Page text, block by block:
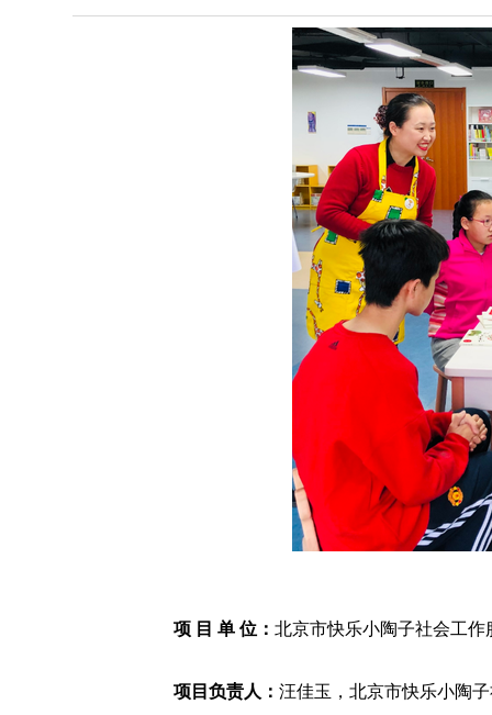
项 目 单 位： 北京市快乐小陶子社会工作
项目负责人： 汪佳玉，北京市快乐小陶